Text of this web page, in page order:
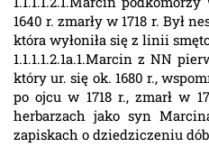
1640 r. zmarły w 1718 r. Był
która wyłoniła się z linii
1.1.1.1.2.1a.1.Marcin z NN
który ur. się ok. 1680 r.,
po ojcu w 1718 r., zmarł w
herbarzach jako syn
zapiskach o dziedziczeniu